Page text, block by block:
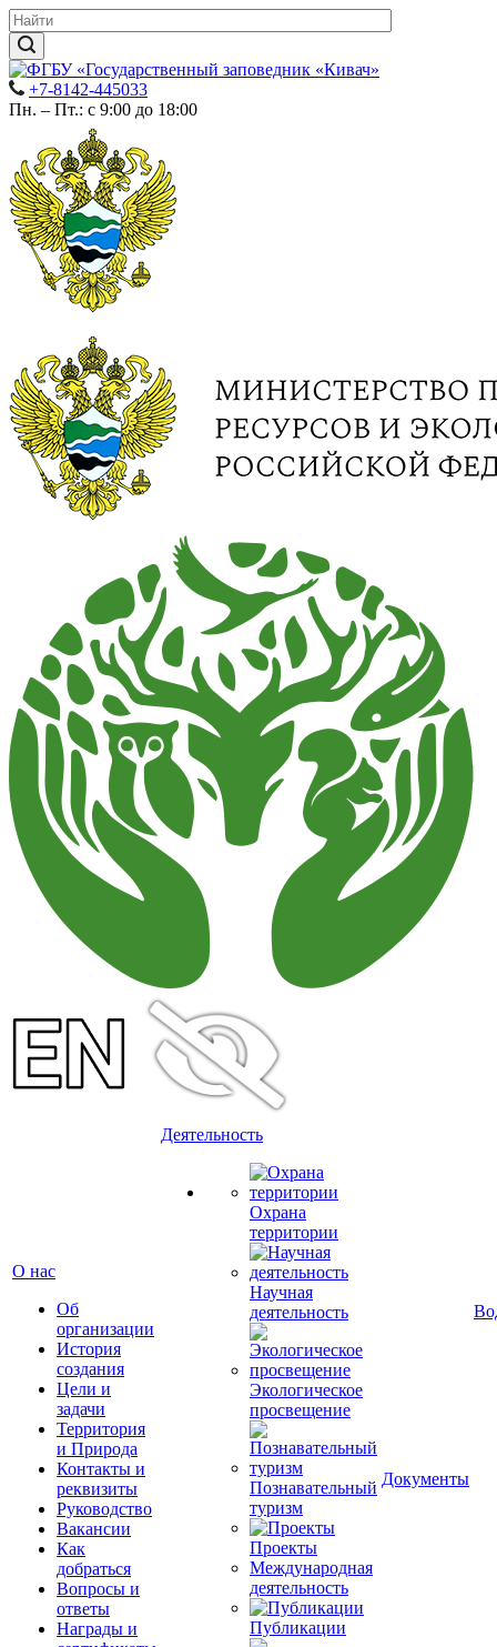
+7-8142-445033
Пн. – Пт.: с 9:00 до 18:00
О нас
Об
организации
История
создания
Цели и
задачи
Территория
и Природа
Контакты и
реквизиты
Руководство
Вакансии
Как
добраться
Вопросы и
ответы
Награды и
Деятельность
Охрана
территории
Научная
деятельность
Экологическое
просвещение
Познавательный
туризм
Проекты
Международная
деятельность
Публикации
Документы